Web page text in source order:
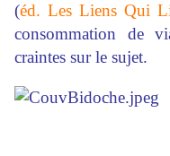
(éd. Les Liens Qui
consommation de
craintes sur le sujet.